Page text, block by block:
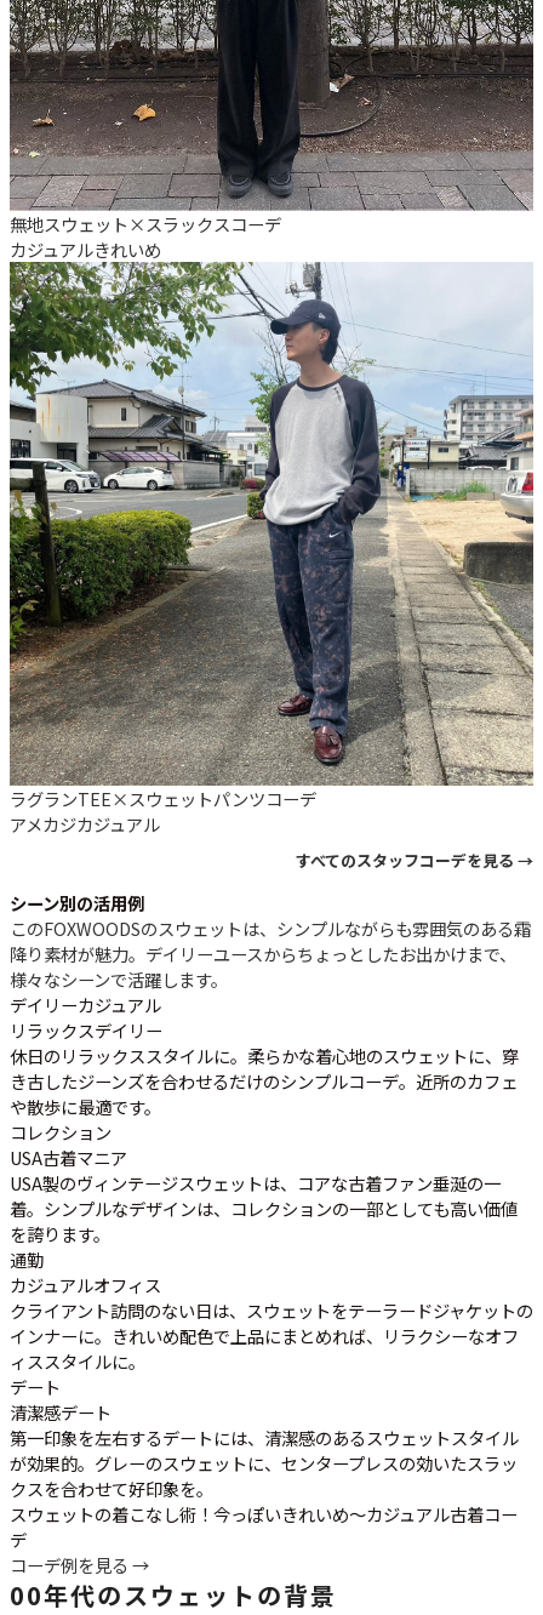
無地スウェット×スラックスコーデ
カジュアルきれいめ
ラグランTEE×スウェットパンツコーデ
アメカジカジュアル
すべてのスタッフコーデを見る →
シーン別の活用例
このFOXWOODSのスウェットは、シンプルながらも雰囲気のある霜
降り素材が魅力。デイリーユースからちょっとしたお出かけまで、
様々なシーンで活躍します。
デイリーカジュアル
リラックスデイリー
休日のリラックススタイルに。柔らかな着心地のスウェットに、穿
き古したジーンズを合わせるだけのシンプルコーデ。近所のカフェ
や散歩に最適です。
コレクション
USA古着マニア
USA製のヴィンテージスウェットは、コアな古着ファン垂涎の一
着。シンプルなデザインは、コレクションの一部としても高い価値
を誇ります。
通勤
カジュアルオフィス
クライアント訪問のない日は、スウェットをテーラードジャケットの
インナーに。きれいめ配色で上品にまとめれば、リラクシーなオフ
ィススタイルに。
デート
清潔感デート
第一印象を左右するデートには、清潔感のあるスウェットスタイル
が効果的。グレーのスウェットに、センタープレスの効いたスラッ
クスを合わせて好印象を。
スウェットの着こなし術！今っぽいきれいめ～カジュアル古着コー
デ
コーデ例を見る →
00年代のスウェットの背景